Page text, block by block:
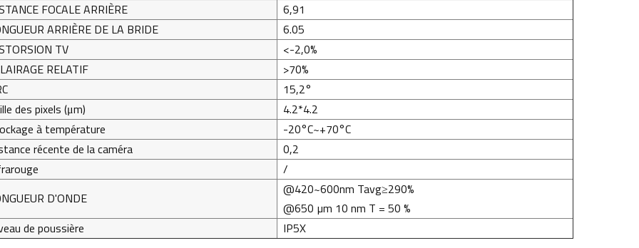
FOCALE ARRIÈRE
6,91
ARRIÈRE DE LA BRIDE
6.05
TV
<-2,0%
RELATIF
>70%
15,2°
des pixels (μm)
4.2*4.2
à température
-20°C~+70°C
récente de la caméra
0,2
/
D'ONDE
@420~600nm Tavg≥290%
@650 µm 10 nm T = 50 %
de poussière
IP5X